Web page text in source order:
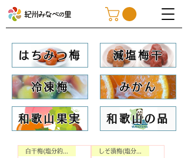
はちみつ梅
冷凍梅
和歌山果実
減塩梅干
みかん
和歌山の品